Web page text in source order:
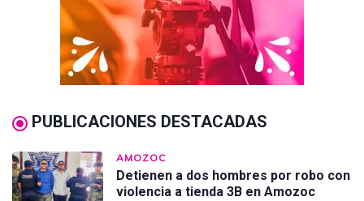
PUBLICACIONES DESTACADAS
AMOZOC
Detienen a dos hombres por robo con
violencia a tienda 3B en Amozoc